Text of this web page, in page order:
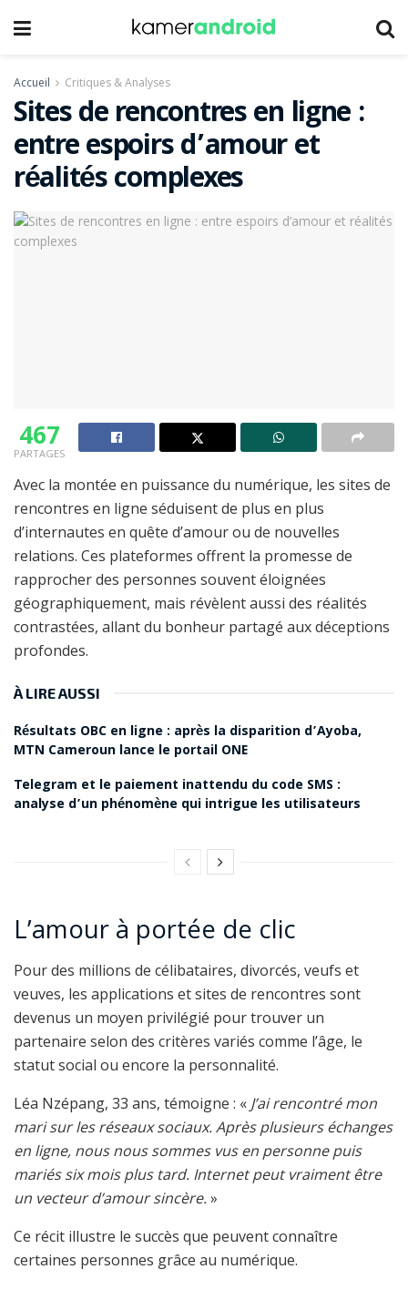
Accueil Critiques & Analyses
Sites de rencontres en ligne :
entre espoirs d’amour et
réalités complexes
467
PARTAGES
Avec la montée en puissance du numérique, les sites de
rencontres en ligne séduisent de plus en plus
d’internautes en quête d’amour ou de nouvelles
relations. Ces plateformes offrent la promesse de
rapprocher des personnes souvent éloignées
géographiquement, mais révèlent aussi des réalités
contrastées, allant du bonheur partagé aux déceptions
profondes.
À LIRE AUSSI
Résultats OBC en ligne : après la disparition d’Ayoba,
MTN Cameroun lance le portail ONE
Telegram et le paiement inattendu du code SMS :
analyse d’un phénomène qui intrigue les utilisateurs
L’amour à portée de clic
Pour des millions de célibataires, divorcés, veufs et
veuves, les applications et sites de rencontres sont
devenus un moyen privilégié pour trouver un
partenaire selon des critères variés comme l’âge, le
statut social ou encore la personnalité.
Léa Nzépang, 33 ans, témoigne : « J’ai rencontré mon
mari sur les réseaux sociaux. Après plusieurs échanges
en ligne, nous nous sommes vus en personne puis
mariés six mois plus tard. Internet peut vraiment être
un vecteur d’amour sincère.»
Ce récit illustre le succès que peuvent connaître
certaines personnes grâce au numérique.